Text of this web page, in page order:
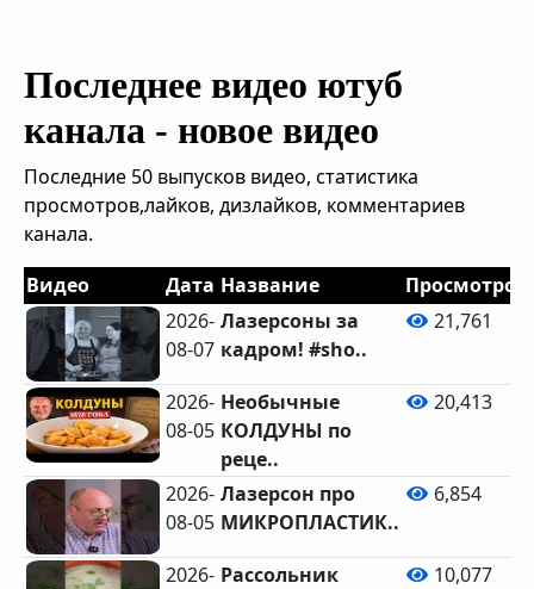
Последнее видео ютуб
канала - новое видео
Последние 50 выпусков видео, статистика
просмотров,лайков, дизлайков, комментариев
канала.
Видео
Дата Название
Просмотров
2026-
08-07
Лазерсоны за
кадром! #sho..
21,761
2026-
08-05
Необычные
КОЛДУНЫ по
реце..
20,413
2026-
08-05
Лазерсон про
МИКРОПЛАСТИК..
6,854
2026- Рассольник
10,077